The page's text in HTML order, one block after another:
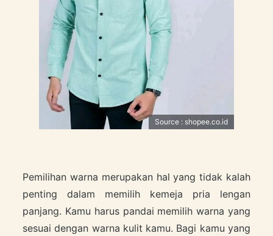
Source : shopee.co.id
Pemilihan warna merupakan hal yang tidak kalah
penting dalam memilih kemeja pria lengan
panjang. Kamu harus pandai memilih warna yang
sesuai dengan warna kulit kamu. Bagi kamu yang